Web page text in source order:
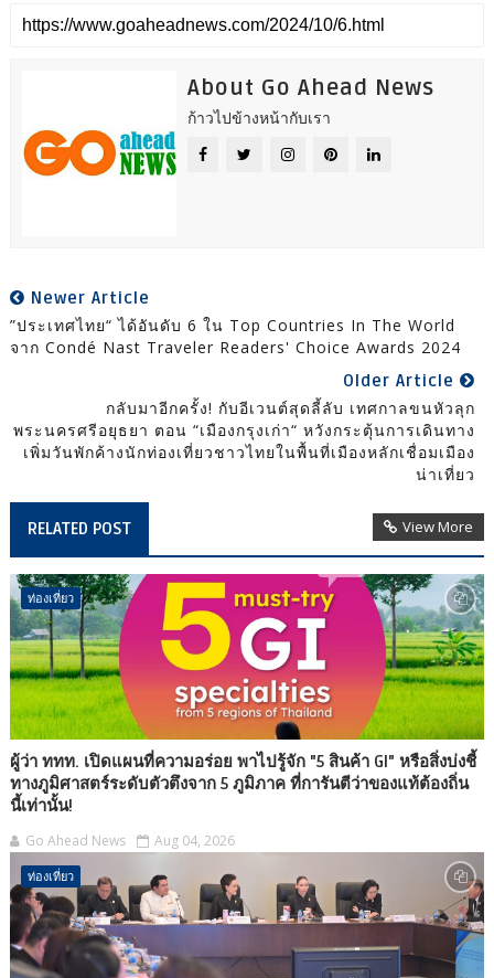
About Go Ahead News
ก้าวไปข้างหน้ากับเรา
Newer Article
”ประเทศไทย“ ได้อันดับ 6 ใน Top Countries In The World
จาก Condé Nast Traveler Readers' Choice Awards 2024
Older Article
กลับมาอีกครั้ง! กับอีเวนต์สุดลี้ลับ เทศกาลขนหัวลุก
พระนครศรีอยุธยา ตอน “เมืองกรุงเก่า“ หวังกระตุ้นการเดินทาง
เพิ่มวันพักค้างนักท่องเที่ยวชาวไทยในพื้นที่เมืองหลักเชื่อมเมือง
น่าเที่ยว
RELATED POST View More
ท่องเที่ยว
ผู้ว่า ททท. เปิดแผนที่ความอร่อย พาไปรู้จัก "5 สินค้า GI" หรือสิ่งบ่งชี้
ทางภูมิศาสตร์ระดับตัวตึงจาก 5 ภูมิภาค ที่การันตีว่าของแท้ต้องถิ่น
นี้เท่านั้น!
Go Ahead News Aug 04, 2026
ท่องเที่ยว